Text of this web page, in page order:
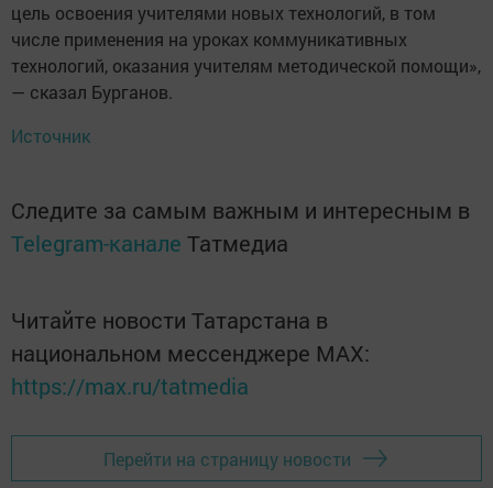
цель освоения учителями новых технологий, в том
числе применения на уроках коммуникативных
технологий, оказания учителям методической помощи»,
— сказал Бурганов.
Источник
Следите за самым важным и интересным в
Telegram-канале Татмедиа
Читайте новости Татарстана в
национальном мессенджере MАХ:
https://max.ru/tatmedia
Перейти на страницу новости